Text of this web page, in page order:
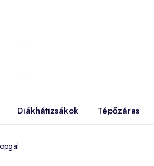
Diákhátizsákok Tépőzáras